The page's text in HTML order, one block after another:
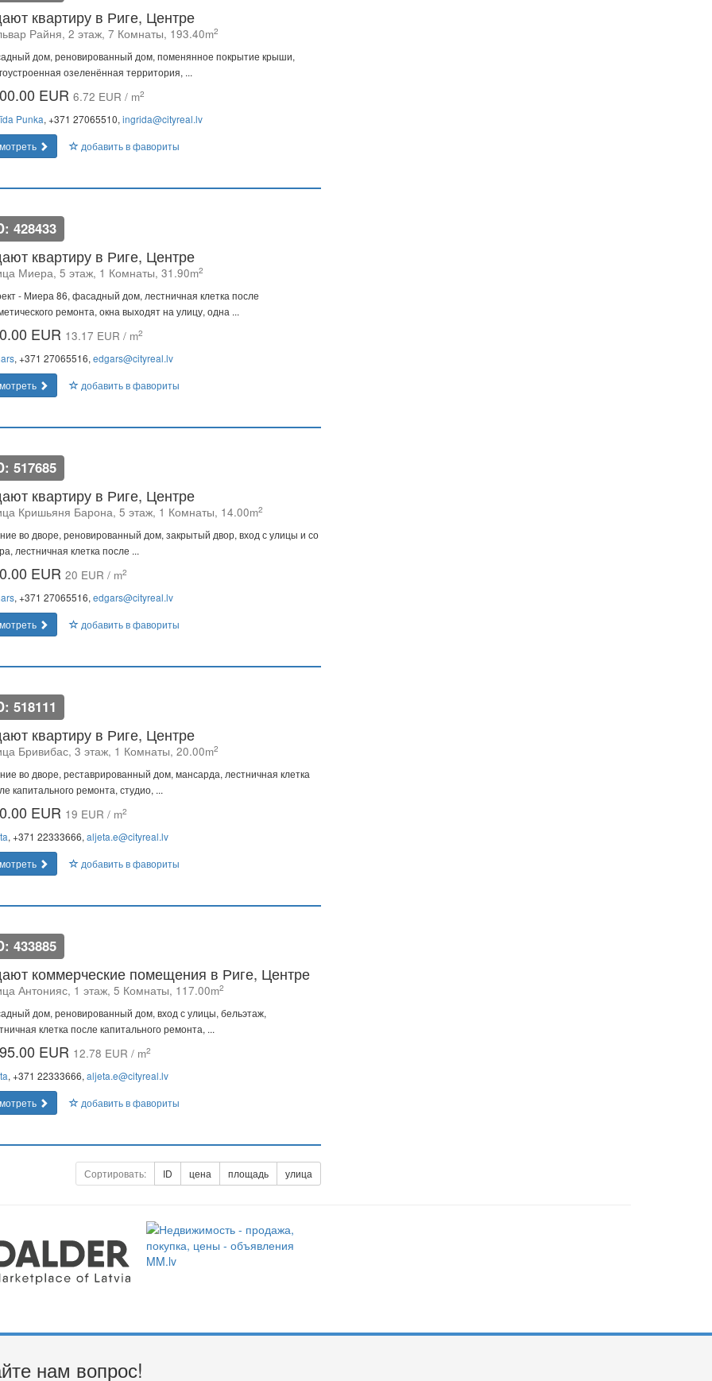
квартиру в Риге, Центре
Райня, 2 этаж, 7 Комнаты, 193.40m2
дом, реновированный дом, поменянное покрытие крыши,
озеленённая территория, ...
EUR 6.72 EUR / m2
Punka, +371 27065510, ingrida@cityreal.lv
добавить в фавориты
428433
квартиру в Риге, Центре
Миера, 5 этаж, 1 Комнаты, 31.90m2
- Миера 86, фасадный дом, лестничная клетка после
ремонта, окна выходят на улицу, одна ...
EUR 13.17 EUR / m2
, +371 27065516, edgars@cityreal.lv
добавить в фавориты
517685
квартиру в Риге, Центре
Кришьяня Барона, 5 этаж, 1 Комнаты, 14.00m2
во дворе, реновированный дом, закрытый двор, вход с улицы и со
лестничная клетка после ...
EUR 20 EUR / m2
, +371 27065516, edgars@cityreal.lv
добавить в фавориты
518111
квартиру в Риге, Центре
Бривибас, 3 этаж, 1 Комнаты, 20.00m2
во дворе, реставрированный дом, мансарда, лестничная клетка
капитального ремонта, студио, ...
EUR 19 EUR / m2
, +371 22333666, aljeta.e@cityreal.lv
добавить в фавориты
433885
коммерческие помещения в Риге, Центре
Антонияс, 1 этаж, 5 Комнаты, 117.00m2
дом, реновированный дом, вход с улицы, бельэтаж,
клетка после капитального ремонта, ...
EUR 12.78 EUR / m2
, +371 22333666, aljeta.e@cityreal.lv
добавить в фавориты
Сортировать: ID цена площадь улица
нам вопрос!